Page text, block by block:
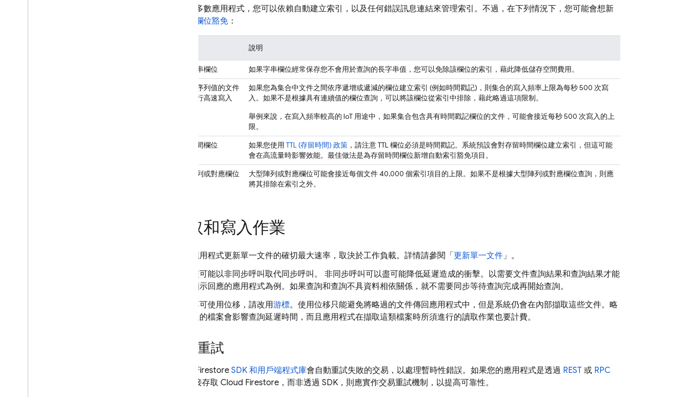
對於大多數應用程式，您可以依賴自動建立索引，以及任何錯誤訊息連結來管理索引。不過，在下列情況下，您可能會想新
單一欄位豁免 ：
說明
大型字串欄位
如果字串欄位經常保存您不會用於查詢的長字串值，您可以免除該欄位的索引，藉此降低儲存空間費用。
對含有序列值的文件
集合進行高速寫入
如果您為集合中文件之間依序遞增或遞減的欄位建立索引 (例如時間戳記)，則集合的寫入頻率上限為每秒 500 次寫
入。如果不是根據具有連續值的欄位查詢，可以將該欄位從索引中排除，藉此略過這項限制。
舉例來說，在寫入頻率較高的 IoT 用途中，如果集合包含具有時間戳記欄位的文件，可能會接近每秒 500 次寫入的上
限。
存留時間欄位
如果您使用 TTL (存留時間) 政策 ，請注意 TTL 欄位必須是時間戳記。系統預設會對存留時間欄位建立索引，但這可能
會在高流量時影響效能。最佳做法是為存留時間欄位新增自動索引豁免項目。
大型陣列或對應欄位
大型陣列或對應欄位可能會接近每個文件 40,000 個索引項目的上限。如果不是根據大型陣列或對應欄位查詢，則應
將其排除在索引之外。
讀取和寫入作業
應用程式更新單一文件的確切最大速率，取決於工作負載。詳情請參閱「 更新單一文件」。
盡可能以非同步呼叫取代同步呼叫。 非同步呼叫可以盡可能降低延遲造成的衝擊。以需要文件查詢結果和查詢結果才能
顯示回應的應用程式為例。如果查詢和查詢不具資料相依關係，就不需要同步等待查詢完成再開始查詢。
不可使用位移，請改用游標。使用位移只能避免將略過的文件傳回應用程式中，但是系統仍會在內部擷取這些文件。略
過的檔案會影響查詢延遲時間，而且應用程式在擷取這類檔案時所須進行的讀取作業也要計費。
交易重試
Cloud Firestore SDK 和用戶端程式庫會自動重試失敗的交易，以處理暫時性錯誤。如果您的應用程式是透過 REST 或 RPC
API 直接存取 Cloud Firestore ，而非透過 SDK，則應實作交易重試機制，以提高可靠性。